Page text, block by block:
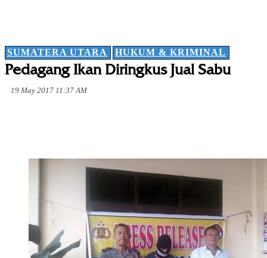
SUMATERA UTARA HUKUM & KRIMINAL
Pedagang Ikan Diringkus Jual Sabu
19 May 2017 11:37 AM